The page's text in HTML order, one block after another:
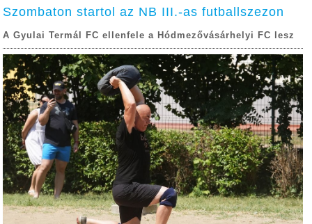
Szombaton startol az NB III.-as futballszezon
A Gyulai Termál FC ellenfele a Hódmezővásárhelyi FC lesz